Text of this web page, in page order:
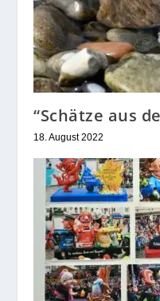
“Schätze aus
18. August 2022